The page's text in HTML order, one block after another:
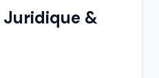
Juridique &